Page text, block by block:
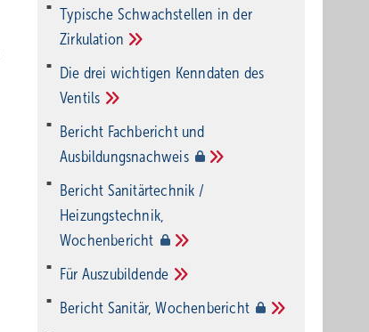
Typische Schwachstellen in der
Zirkulation
Die drei wichtigen Kenndaten des
Ventils
Bericht Fachbericht und
Ausbildungsnachweis
Bericht Sanitärtechnik /
Heizungstechnik,
Wochenbericht
Für Auszubildende
Bericht Sanitär,Wochenbericht